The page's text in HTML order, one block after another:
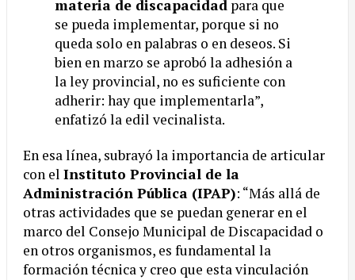
materia de discapacidad para que
se pueda implementar, porque si no
queda solo en palabras o en deseos. Si
bien en marzo se aprobó la adhesión a
la ley provincial, no es suficiente con
adherir: hay que implementarla”,
enfatizó la edil vecinalista.
En esa línea, subrayó la importancia de articular
con el Instituto Provincial de la
Administración Pública (IPAP): “Más allá de
otras actividades que se puedan generar en el
marco del Consejo Municipal de Discapacidad o
en otros organismos, es fundamental la
formación técnica y creo que esta vinculación